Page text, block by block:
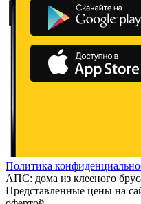
Политика
АПС: дома из клееного
Представленные цены на